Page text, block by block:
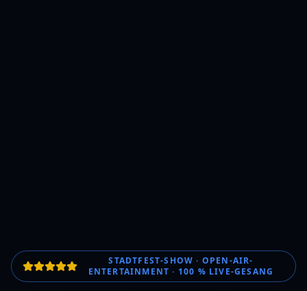
STADTFEST-SHOW · OPEN-AIR-
ENTERTAINMENT · 100 % LIVE-GESANG